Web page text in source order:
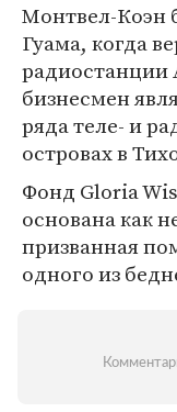
Монтвел-Коэн
Гуама, когда
радиостанции
бизнесмен
ряда теле- и
островах в
Фонд Gloria
основана как
призванная
одного из